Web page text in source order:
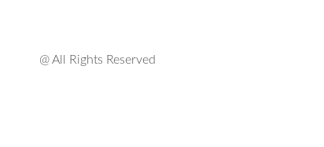
@ All Rights Reserved